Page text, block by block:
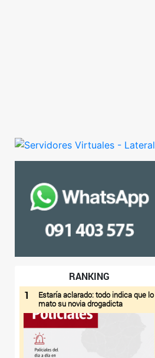
RANKING
1
Estaría aclarado: todo indica que lo
mato su novia drogadicta